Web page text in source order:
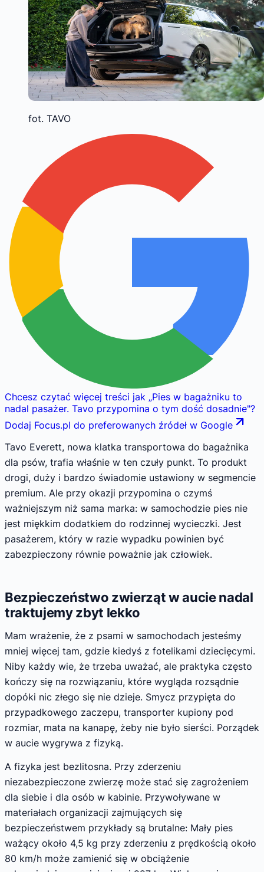
fot. TAVO
Chcesz czytać więcej treści jak „Pies w bagażniku to
nadal pasażer. Tavo przypomina o tym dość dosadnie"?
Dodaj Focus.pl do preferowanych źródeł w Google
Tavo Everett, nowa klatka transportowa do bagażnika
dla psów, trafia właśnie w ten czuły punkt. To produkt
drogi, duży i bardzo świadomie ustawiony w segmencie
premium. Ale przy okazji przypomina o czymś
ważniejszym niż sama marka: w samochodzie pies nie
jest miękkim dodatkiem do rodzinnej wycieczki. Jest
pasażerem, który w razie wypadku powinien być
zabezpieczony równie poważnie jak człowiek.
Bezpieczeństwo zwierząt w aucie nadal
traktujemy zbyt lekko
Mam wrażenie, że z psami w samochodach jesteśmy
mniej więcej tam, gdzie kiedyś z fotelikami dziecięcymi.
Niby każdy wie, że trzeba uważać, ale praktyka często
kończy się na rozwiązaniu, które wygląda rozsądnie
dopóki nic złego się nie dzieje. Smycz przypięta do
przypadkowego zaczepu, transporter kupiony pod
rozmiar, mata na kanapę, żeby nie było sierści. Porządek
w aucie wygrywa z fizyką.
A fizyka jest bezlitosna. Przy zderzeniu
niezabezpieczone zwierzę może stać się zagrożeniem
dla siebie i dla osób w kabinie. Przywoływane w
materiałach organizacji zajmujących się
bezpieczeństwem przykłady są brutalne: Mały pies
ważący około 4,5 kg przy zderzeniu z prędkością około
80 km/h może zamienić się w obciążenie